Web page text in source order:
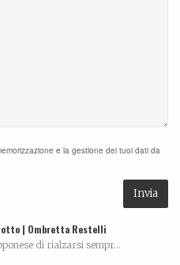
e la gestione dei tuoi dati da
| Ombretta Restelli
di rialzarsi sempr...